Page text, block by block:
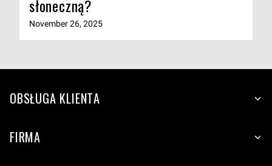
słoneczną?
November 26, 2025
OBSŁUGA KLIENTA
FIRMA